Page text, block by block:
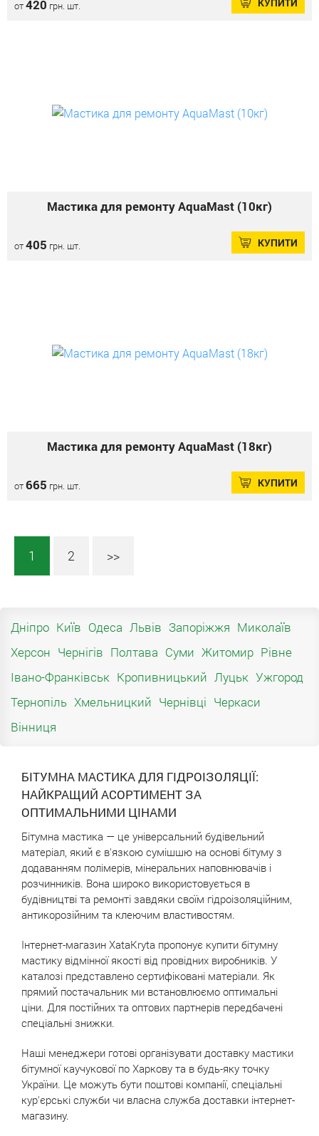
от420 грн. шт.
Мастика для ремонту AquaMast (10кг)
от405 грн. шт. КУПИТИ
Мастика для ремонту AquaMast (18кг)
от665 грн. шт. КУПИТИ
1 2 >>
Дніпро Київ Одеса Львів Запоріжжя Миколаїв
Херсон Чернігів Полтава Суми Житомир Рівне
Івано-Франківськ Кропивницький Луцьк Ужгород
Тернопіль Хмельницкий Чернівці Черкаси
Вінниця
БІТУМНА МАСТИКА ДЛЯ ГІДРОІЗОЛЯЦІЇ:
НАЙКРАЩИЙ АСОРТИМЕНТ ЗА
ОПТИМАЛЬНИМИ ЦІНАМИ
Бітумна мастика ― це універсальний будівельний
матеріал, який є в'язкою сумішшю на основі бітуму з
додаванням полімерів, мінеральних наповнювачів і
розчинників. Вона широко використовується в
будівництві та ремонті завдяки своїм гідроізоляційним,
антикорозійним та клеючим властивостям.
Інтернет-магазин XataKryta пропонує купити бітумну
мастику відмінної якості від провідних виробників. У
каталозі представлено сертифіковані матеріали. Як
прямий постачальник ми встановлюємо оптимальні
ціни. Для постійних та оптових партнерів передбачені
спеціальні знижки.
Наші менеджери готові організувати доставку мастики
бітумної каучукової по Харкову та в будь-яку точку
України. Це можуть бути поштові компанії, спеціальні
кур'єрські служби чи власна служба доставки інтернет-
магазину.